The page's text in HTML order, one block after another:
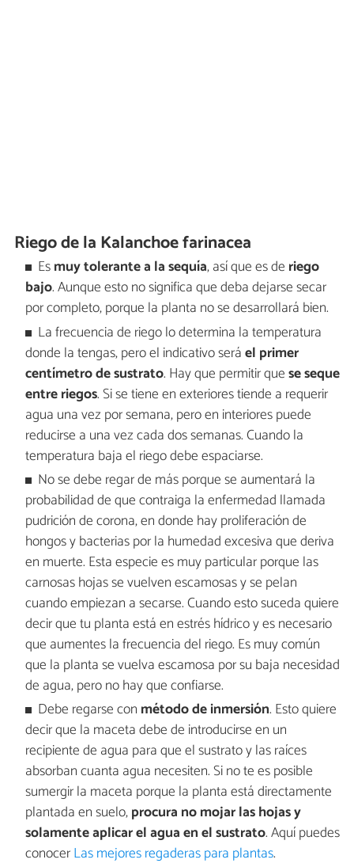
Riego de la Kalanchoe farinacea
Esmuy tolerante a la sequía, así que es de riego
bajo. Aunque esto no significa que deba dejarse secar
por completo, porque la planta no se desarrollará bien.
La frecuencia de riego lo determina la temperatura
donde la tengas, pero el indicativo seráel primer
centímetro de sustrato. Hay que permitir quese seque
entre riegos. Si se tiene en exteriores tiende a requerir
agua una vez por semana, pero en interiores puede
reducirse a una vez cada dos semanas. Cuando la
temperatura baja el riego debe espaciarse.
No se debe regar de más porque se aumentará la
probabilidad de que contraiga la enfermedad llamada
pudrición de corona, en donde hay proliferación de
hongos y bacterias por la humedad excesiva que deriva
en muerte. Esta especie es muy particular porque las
carnosas hojas se vuelven escamosas y se pelan
cuando empiezan a secarse. Cuando esto suceda quiere
decir que tu planta está en estrés hídrico y es necesario
que aumentes la frecuencia del riego. Es muy común
que la planta se vuelva escamosa por su baja necesidad
de agua, pero no hay que confiarse.
Debe regarse con método de inmersión. Esto quiere
decir que la maceta debe de introducirse en un
recipiente de agua para que el sustrato y las raíces
absorban cuanta agua necesiten. Si no te es posible
sumergir la maceta porque la planta está directamente
plantada en suelo,procura no mojar las hojas y
solamente aplicar el agua en el sustrato. Aquí puedes
conocerLas mejores regaderas para plantas.